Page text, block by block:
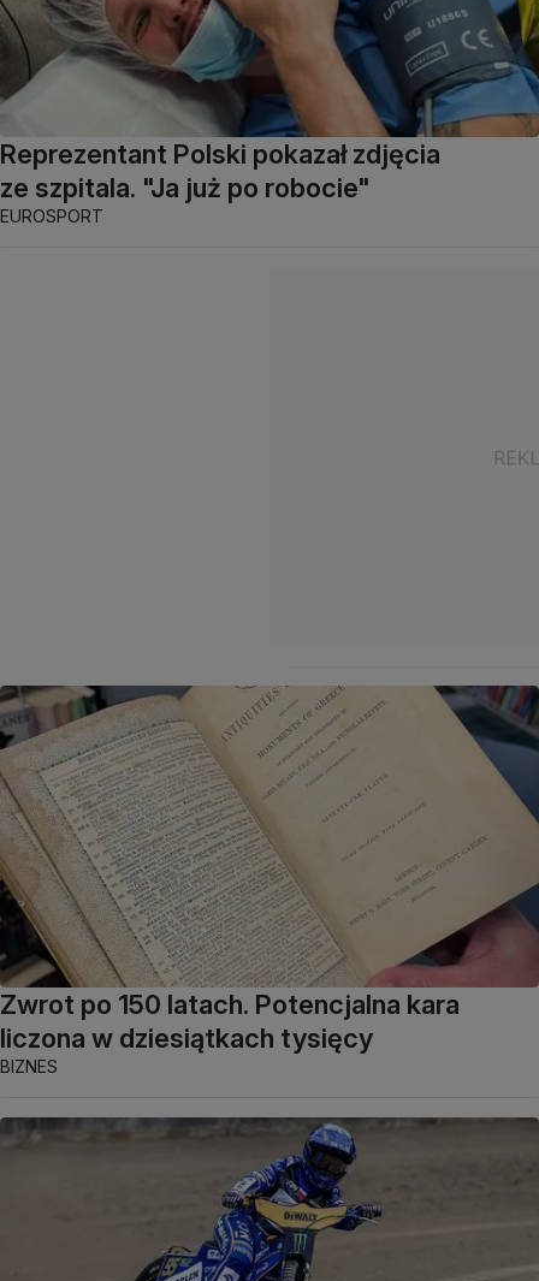
Reprezentant Polski pokazał zdjęcia
ze szpitala. "Ja już po robocie"
EUROSPORT
Zwrot po 150 latach. Potencjalna kara
liczona w dziesiątkach tysięcy
BIZNES